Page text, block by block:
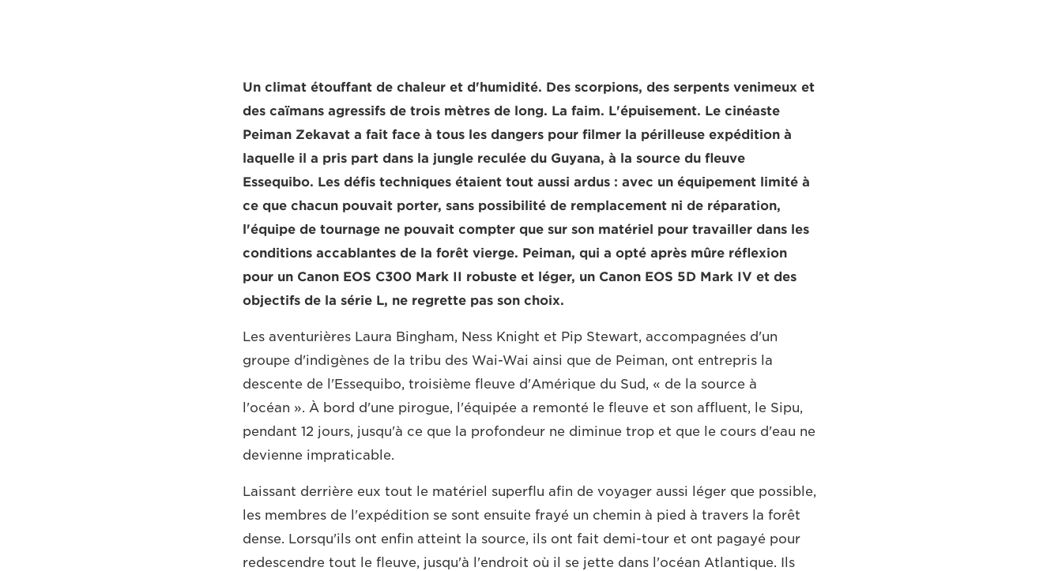
Un climat étouffant de chaleur et d'humidité. Des scorpions, des serpents venimeux et
des caïmans agressifs de trois mètres de long. La faim. L'épuisement. Le cinéaste
Peiman Zekavat a fait face à tous les dangers pour filmer la périlleuse expédition à
laquelle il a pris part dans la jungle reculée du Guyana, à la source du fleuve
Essequibo. Les défis techniques étaient tout aussi ardus : avec un équipement limité à
ce que chacun pouvait porter, sans possibilité de remplacement ni de réparation,
l'équipe de tournage ne pouvait compter que sur son matériel pour travailler dans les
conditions accablantes de la forêt vierge. Peiman, qui a opté après mûre réflexion
pour un Canon EOS C300 Mark II robuste et léger, un Canon EOS 5D Mark IV et des
objectifs de la série L, ne regrette pas son choix.
Les aventurières Laura Bingham, Ness Knight et Pip Stewart, accompagnées d'un
groupe d'indigènes de la tribu des Wai-Wai ainsi que de Peiman, ont entrepris la
descente de l'Essequibo, troisième fleuve d'Amérique du Sud, « de la source à
l'océan ». À bord d'une pirogue, l'équipée a remonté le fleuve et son affluent, le Sipu,
pendant 12 jours, jusqu'à ce que la profondeur ne diminue trop et que le cours d'eau ne
devienne impraticable.
Laissant derrière eux tout le matériel superflu afin de voyager aussi léger que possible,
les membres de l'expédition se sont ensuite frayé un chemin à pied à travers la forêt
dense. Lorsqu'ils ont enfin atteint la source, ils ont fait demi-tour et ont pagayé pour
redescendre tout le fleuve, jusqu'à l'endroit où il se jette dans l'océan Atlantique. Ils